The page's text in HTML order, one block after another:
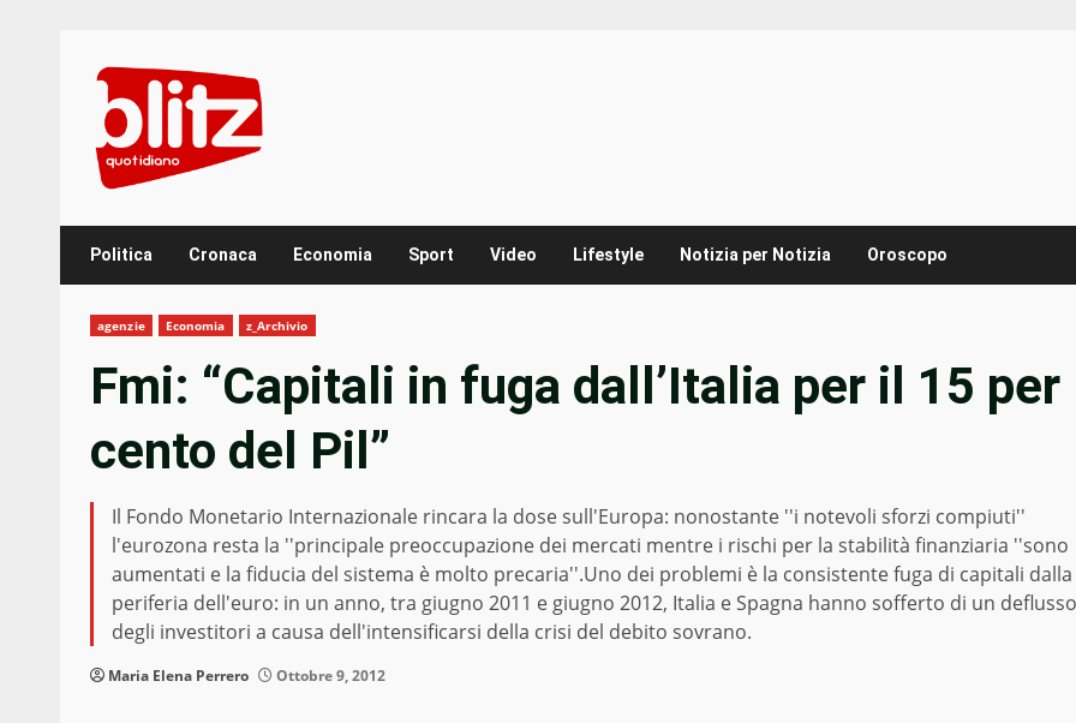
content
Politica Cronaca Economia Sport Video Lifestyle Notizia per Notizia Oroscopo
agenzie Economia z_Archivio
Fmi: “Capitali in fuga dall’Italia per il 15 per
cento del Pil”
Il Fondo Monetario Internazionale rincara la dose sull'Europa: nonostante ''i notevoli sforzi compiuti''
l'eurozona resta la ''principale preoccupazione dei mercati mentre i rischi per la stabilità finanziaria ''sono
aumentati e la fiducia del sistema è molto precaria''.Uno dei problemi è la consistente fuga di capitali dalla
periferia dell'euro: in un anno, tra giugno 2011 e giugno 2012, Italia e Spagna hanno sofferto di un deflusso
degli investitori a causa dell'intensificarsi della crisi del debito sovrano.
Maria Elena Perrero Ottobre 9, 2012